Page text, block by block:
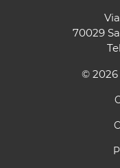
70029
Tel
© 2026